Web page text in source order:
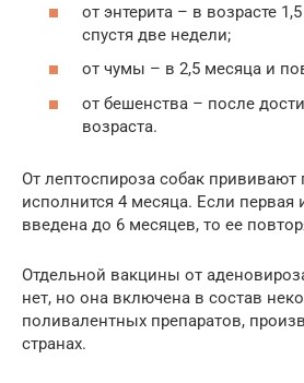
от энтерита – в возрасте
спустя две недели;
от чумы – в 2,5 месяца и
от бешенства – после
возраста.
От лептоспироза собак прививают
исполнится 4 месяца. Если первая
введена до 6 месяцев, то ее
Отдельной вакцины от
нет, но она включена в состав
поливалентных препаратов,
странах.